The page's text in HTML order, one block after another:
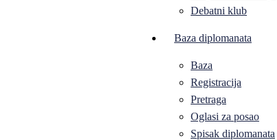
Debatni klub
Baza diplomanata
Baza
Registracija
Pretraga
Oglasi za posao
Spisak diplomanata